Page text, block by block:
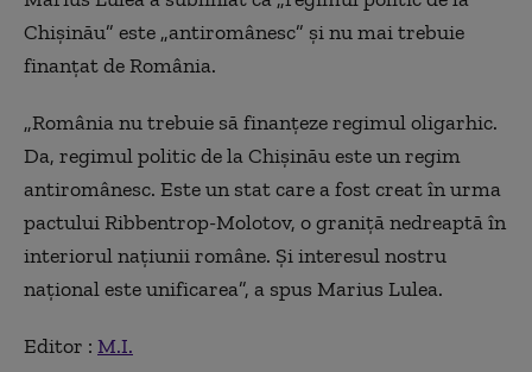
Chișinău” este „antiromânesc” și nu mai trebuie
finanțat de România.
„România nu trebuie să finanțeze regimul oligarhic.
Da, regimul politic de la Chișinău este un regim
antiromânesc. Este un stat care a fost creat în urma
pactului Ribbentrop-Molotov, o graniță nedreaptă în
interiorul națiunii române. Și interesul nostru
național este unificarea”, a spus Marius Lulea.
Editor : M.I.